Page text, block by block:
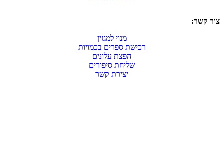
צור קשר:
מנוי למגזין
רכישת ספרים בכמויות
הפצת עלונים
שליחת סיפורים
יצירת קשר